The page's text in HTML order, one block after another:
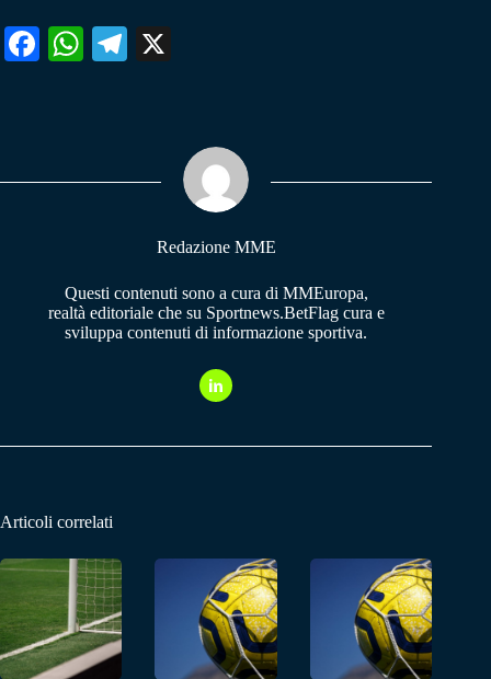
Fa W
pp
Te
m
Redazione MME
Questi contenuti sono a cura di MMEuropa,
realtà editoriale che su Sportnews.BetFlag cura e
sviluppa contenuti di informazione sportiva.
Articoli correlati